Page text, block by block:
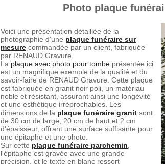
Photo plaque
Voici une présentation détaillée de la
photographie d'une plaque funéraire sur
mesure commandée par un client, fabriquée
par RENAUD Gravure.
La plaque avec photo pour tombe présentée ici
est un magnifique exemple de la qualité et du
savoir-faire de RENAUD Gravure. Cette plaque
est fabriquée en granit noir poli, un matériau
noble et résistant, assurant ainsi une longévité
et une esthétique irréprochables. Les
dimensions de la plaque funéraire granit sont
de 30 cm de large, 20 cm de haut et 2 cm
d'épaisseur, offrant une surface suffisante pour
une épitaphe et une photo.
Sur cette plaque funéraire parchemin
l'épitaphe est gravée avec une grande
précision, et le texte en blanc ressort